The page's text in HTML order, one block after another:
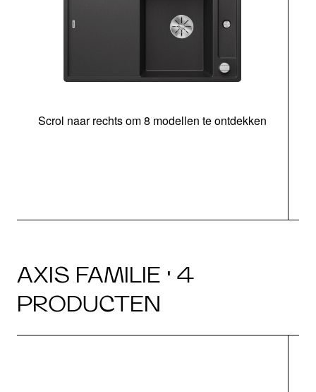
Scrol naar rechts om 8 modellen te ontdekken
AXIS FAMILIE · 4
PRODUCTEN